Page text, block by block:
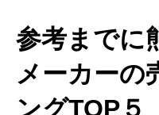
参考までに
メーカーの
ングTOP５